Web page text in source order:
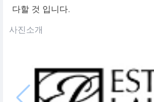
다할 것 입니다.
사진소개